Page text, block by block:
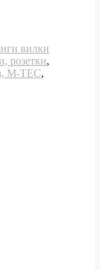
вилки
розетки,
M-TEC,